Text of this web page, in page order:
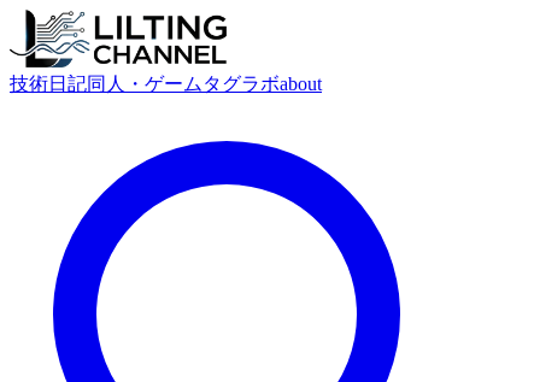
技術日記同人・ゲーム タグラボabout